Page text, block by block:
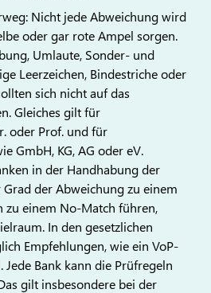
Nicht jede Abweichung wird
oder gar rote Ampel sorgen.
Umlaute, Sonder- und
Leerzeichen, Bindestriche oder
sich nicht auf das
Gleiches gilt für
oder Prof. und für
GmbH, KG, AG oder eV.
in der Handhabung der
der Abweichung zu einem
zu einem No-Match führen,
In den gesetzlichen
Empfehlungen, wie ein VoP-
Jede Bank kann die Prüfregeln
gilt insbesondere bei der